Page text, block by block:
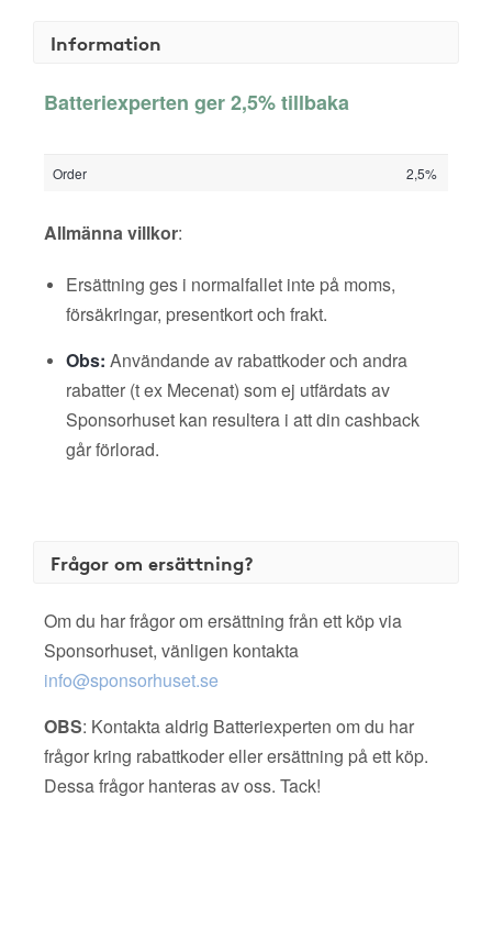
Information
Batteriexperten ger 2,5% tillbaka
Order 2,5%
Allmänna villkor:
Ersättning ges i normalfallet inte på moms,
försäkringar, presentkort och frakt.
Obs: Användande av rabattkoder och andra
rabatter (t ex Mecenat) som ej utfärdats av
Sponsorhuset kan resultera i att din cashback
går förlorad.
Frågor om ersättning?
Om du har frågor om ersättning från ett köp via
Sponsorhuset, vänligen kontakta
info@sponsorhuset.se
OBS: Kontakta aldrig Batteriexperten om du har
frågor kring rabattkoder eller ersättning på ett köp.
Dessa frågor hanteras av oss. Tack!